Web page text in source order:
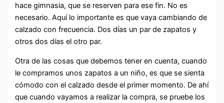
hace gimnasia, que se reserven para ese fin. No es
necesario. Aquí lo importante es que vaya cambiando de
calzado con frecuencia. Dos días un par de zapatos y
otros dos días el otro par.
Otra de las cosas que debemos tener en cuenta, cuando
le compramos unos zapatos a un niño, es que se sienta
cómodo con el calzado desde el primer momento. De ahí
que cuando vayamos a realizar la compra, se pruebe los